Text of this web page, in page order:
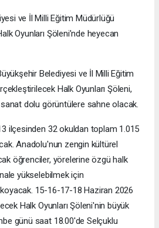
ve İl Milli Eğitim Müdürlüğü
Oyunları Şöleni’nde heyecan
Belediyesi ve İl Milli Eğitim
Halk Oyunları Şöleni,
sanat dolu görüntülere sahne olacak.
ilçesinden 32 okuldan toplam 1.015
Anadolu'nun zengin kültürel
öğrenciler, yörelerine özgü halk
yükselebilmek için
15-16-17-18 Haziran 2026
Halk Oyunları Şöleni'nin büyük
günü saat 18.00'de Selçuklu